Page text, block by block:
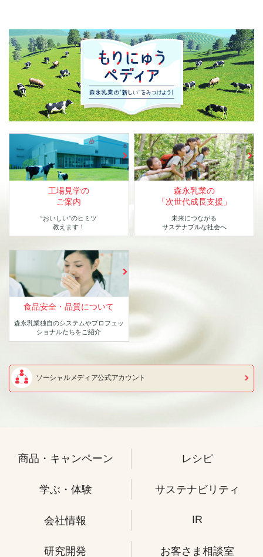
工場見学の
ご案内
“おいしい”のヒミツ
教えます！
森永乳業の
「次世代成長支援」
未来につながる
サステナブルな社会へ
食品安全・品質について
森永乳業独自のシステムやプロフェッ
ショナルたちをご紹介
ソーシャルメディア公式アカウント
商品・キャンペーン レシピ
学ぶ・体験 サステナビリティ
会社情報 IR
研究開発 お客さま相談室